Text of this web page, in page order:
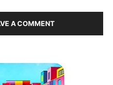
A COMMENT